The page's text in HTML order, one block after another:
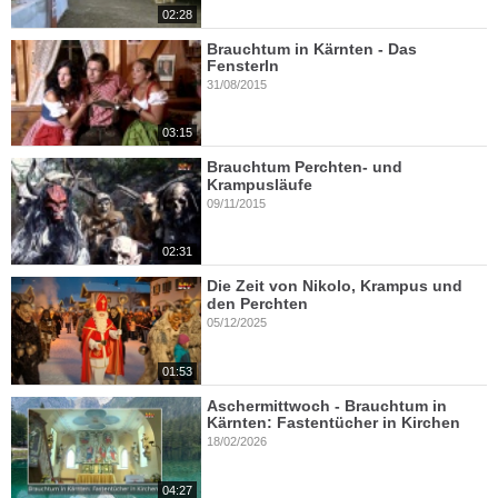
02:28
03:15
Brauchtum in Kärnten - Das
Fensterln
31/08/2015
02:31
Brauchtum Perchten- und
Krampusläufe
09/11/2015
01:53
Die Zeit von Nikolo, Krampus und
den Perchten
05/12/2025
04:27
Aschermittwoch - Brauchtum in
Kärnten: Fastentücher in Kirchen
18/02/2026